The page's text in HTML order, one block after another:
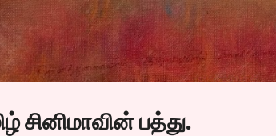
Skip to main content
சினிமாவின் பத்து.